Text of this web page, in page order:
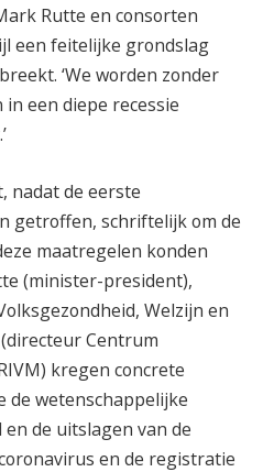
Rutte en consorten
een feitelijke grondslag
‘We worden zonder
in een diepe recessie
nadat de eerste
getroffen, schriftelijk om de
maatregelen konden
(minister-president),
Welzijn en
Centrum
kregen concrete
de wetenschappelijke
de uitslagen van de
en de registratie